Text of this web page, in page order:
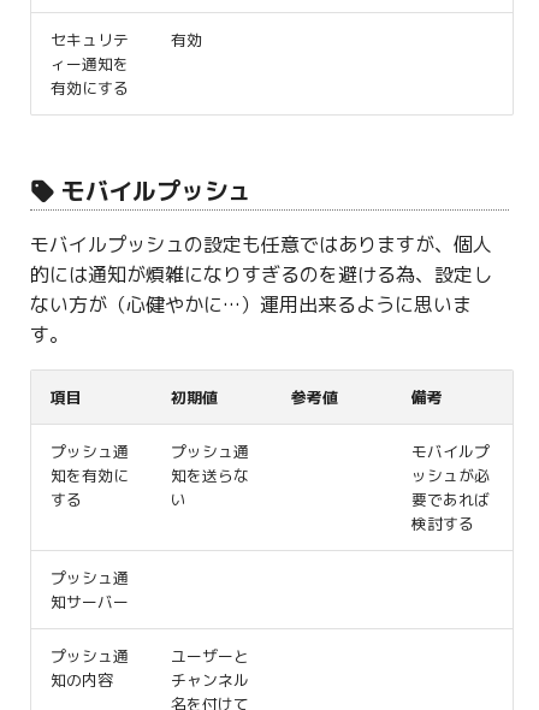
セキュリテ
ィー通知を
有効にする
有効
モバイルプッシュ
モバイルプッシュの設定も任意ではありますが、個人
的には通知が煩雑になりすぎるのを避ける為、設定し
ない方が（心健やかに…）運用出来るように思いま
す。
項目 初期値 参考値 備考
プッシュ通
知を有効に
する
プッシュ通
知を送らな
い
モバイルプ
ッシュが必
要であれば
検討する
プッシュ通
知サーバー
プッシュ通
知の内容
ユーザーと
チャンネル
名を付けて